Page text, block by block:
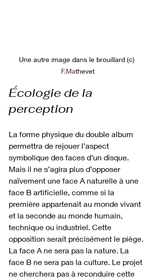
Une autre image dans le brouillard (c)
F.Mathevet
Écologie de la
perception
La forme physique du double album
permettra de rejouer l’aspect
symbolique des faces d’un disque.
Mais il ne s’agira plus d’opposer
naïvement une face A naturelle à une
face B artificielle, comme si la
première appartenait au monde vivant
et la seconde au monde humain,
technique ou industriel. Cette
opposition serait précisément le piège.
La face A ne sera pas la nature. La
face B ne sera pas la culture. Le projet
ne cherchera pas à reconduire cette